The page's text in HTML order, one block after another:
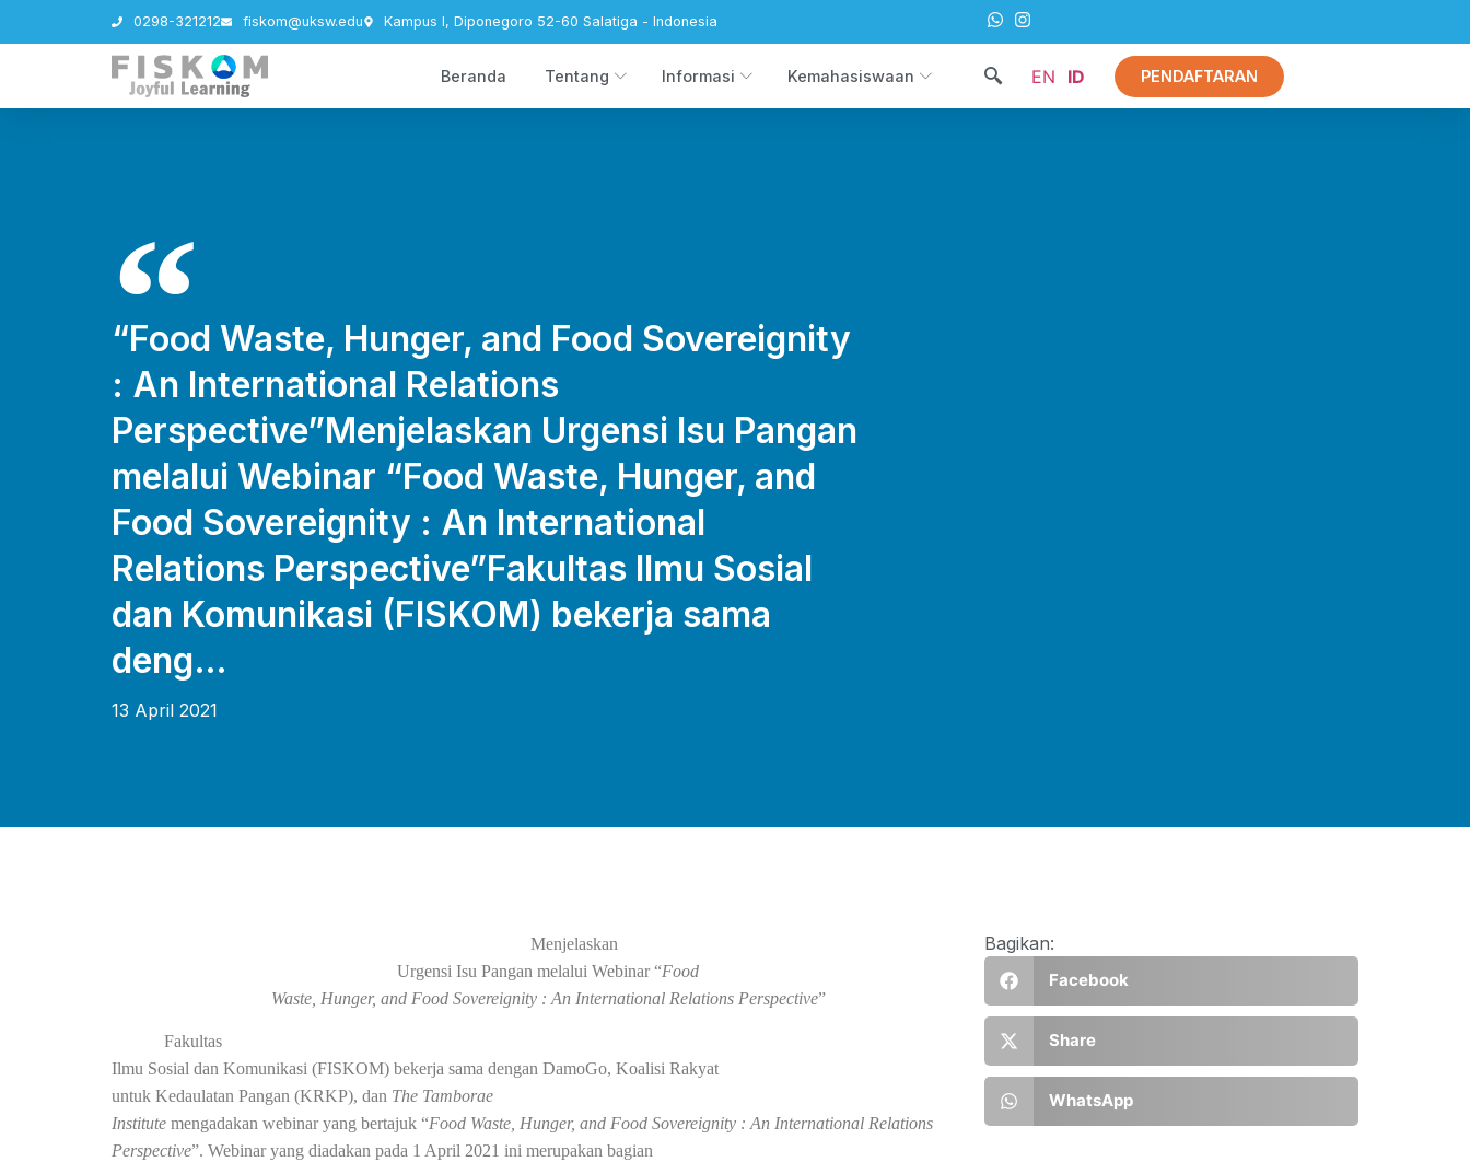
0298-321212 fiskom@uksw.edu Kampus I, Diponegoro 52-60 Salatiga - Indonesia
Beranda Tentang Informasi Kemahasiswaan EN ID PENDAFTARAN
“Food Waste, Hunger, and Food Sovereignity
: An International Relations
Perspective”Menjelaskan Urgensi Isu Pangan
melalui Webinar “Food Waste, Hunger, and
Food Sovereignity : An International
Relations Perspective”Fakultas Ilmu Sosial
dan Komunikasi (FISKOM) bekerja sama
deng…
13 April 2021
Menjelaskan
Urgensi Isu Pangan melalui Webinar “Food
Waste, Hunger, and Food Sovereignity : An International Relations Perspective”
Fakultas
Ilmu Sosial dan Komunikasi (FISKOM) bekerja sama dengan DamoGo, Koalisi Rakyat
untuk Kedaulatan Pangan (KRKP), dan The Tamborae
Institute mengadakan webinar yang bertajuk “Food Waste, Hunger, and Food Sovereignity : An International Relations
Perspective”. Webinar yang diadakan pada 1 April 2021 ini merupakan bagian
Bagikan:
Facebook
Share
WhatsApp